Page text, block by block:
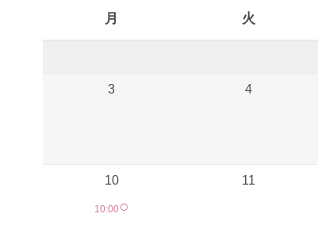
月 火
3 4
10
10:00○
11